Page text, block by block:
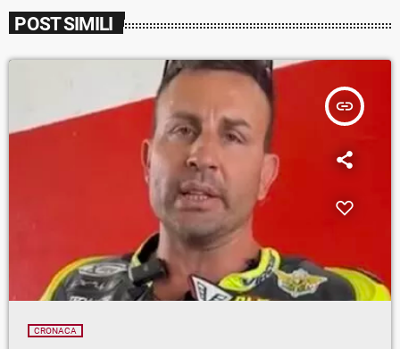
POST SIMILI
insert_link
CRONACA